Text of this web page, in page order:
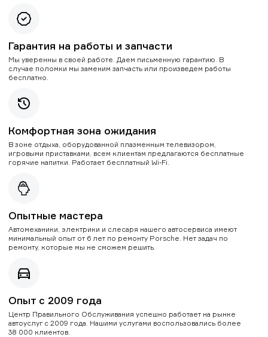
Гарантия на работы и запчасти
Мы уверенны в своей работе. Даем письменную гарантию. В
случае поломки мы заменим запчасть или произведем работы
бесплатно.
Комфортная зона ожидания
В зоне отдыха, оборудованной плазменным телевизором,
игровыми приставками, всем клиентам предлагаются бесплатные
горячие напитки. Работает бесплатный Wi-Fi.
Опытные мастера
Автомеханики, электрики и слесаря нашего автосервиса имеют
минимальный опыт от 6 лет по ремонту Porsche. Нет задач по
ремонту, которые мы не сможем решить.
Опыт с 2009 года
Центр Правильного Обслуживания успешно работает на рынке
автоуслуг с 2009 года. Нашими услугами воспользовались более
38 000 клиентов.